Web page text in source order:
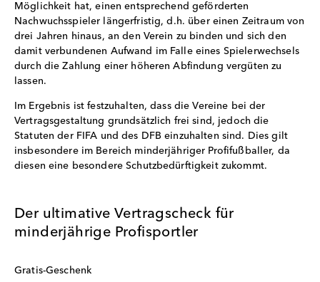
Möglichkeit hat, einen entsprechend geförderten
Nachwuchsspieler längerfristig, d.h. über einen Zeitraum von
drei Jahren hinaus, an den Verein zu binden und sich den
damit verbundenen Aufwand im Falle eines Spielerwechsels
durch die Zahlung einer höheren Abfindung vergüten zu
lassen.
Im Ergebnis ist festzuhalten, dass die Vereine bei der
Vertragsgestaltung grundsätzlich frei sind, jedoch die
Statuten der FIFA und des DFB einzuhalten sind. Dies gilt
insbesondere im Bereich minderjähriger Profifußballer, da
diesen eine besondere Schutzbedürftigkeit zukommt.
Der ultimative Vertragscheck für
minderjährige Profisportler
Gratis-Geschenk